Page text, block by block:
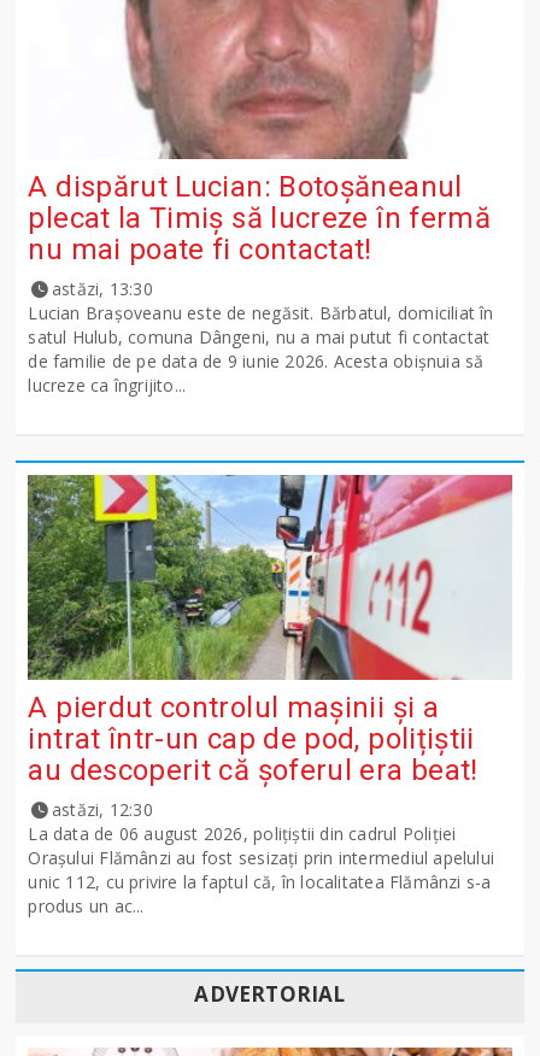
A dispărut Lucian: Botoșăneanul
plecat la Timiș să lucreze în fermă
nu mai poate fi contactat!
astăzi, 13:30
Lucian Brașoveanu este de negăsit. Bărbatul, domiciliat în
satul Hulub, comuna Dângeni, nu a mai putut fi contactat
de familie de pe data de 9 iunie 2026. Acesta obișnuia să
lucreze ca îngrijito...
A pierdut controlul mașinii și a
intrat într-un cap de pod, polițiștii
au descoperit că șoferul era beat!
astăzi, 12:30
La data de 06 august 2026, polițiștii din cadrul Poliției
Orașului Flămânzi au fost sesizați prin intermediul apelului
unic 112, cu privire la faptul că, în localitatea Flămânzi s-a
produs un ac...
ADVERTORIAL